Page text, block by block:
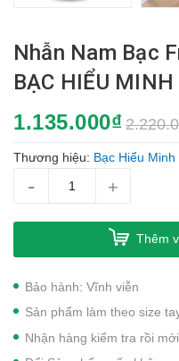
Nhẫn Nam Bạc
BẠC HIỂU
1.135.000₫
Thương hiệu: Bạc Hiểu Minh
- +
Thêm
Bảo hành: Vĩnh viễn
Sản phẩm làm theo size
Nhận hàng kiểm tra rồi